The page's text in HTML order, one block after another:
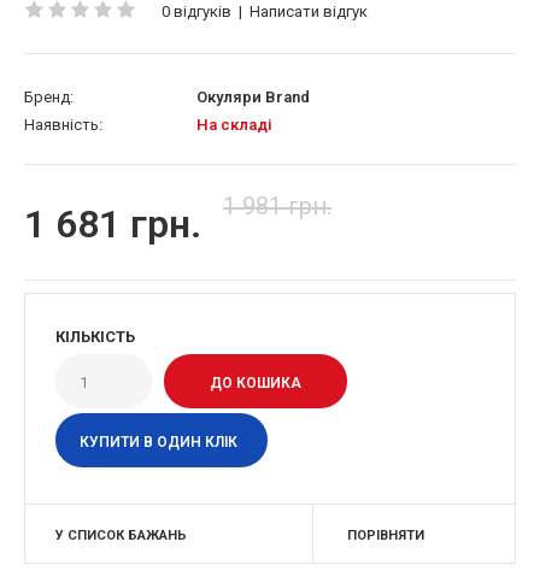
0 відгуків | Написати відгук
Бренд:
Окуляри Brand
Наявність:
На складі
1 681 грн. 1 981 грн.
КІЛЬКІСТЬ
КУПИТИ В ОДИН КЛІК
У СПИСОК БАЖАНЬ ПОРІВНЯТИ